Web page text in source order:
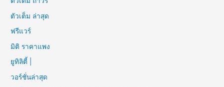
ตัวเต็ม ล่าสุด
ฟรีแวร์
มิติ ราคาแพง
ยูทิลิตี้ |
วอร์ชั่นล่าสุด